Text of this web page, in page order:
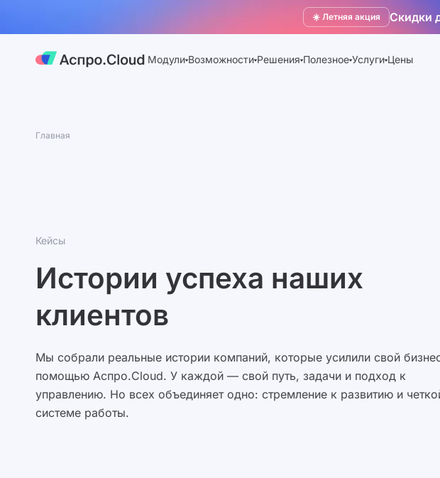
☀️ Летняя акция Скидки
Модули Возможности Решения Полезное Услуги Цены
Главная
Кейсы
Истории успеха наших
клиентов
Мы собрали реальные истории компаний, которые усилили свой
помощью Аспро.Cloud. У каждой — свой путь, задачи и подход к
управлению. Но всех объединяет одно: стремление к развитию и
системе работы.